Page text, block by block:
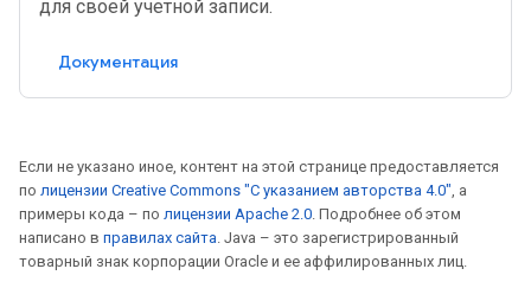
для своей учетной записи.
Документация
Если не указано иное, контент на этой странице предоставляется
по лицензии Creative Commons "С указанием авторства 4.0", а
примеры кода – по лицензии Apache 2.0. Подробнее об этом
написано в правилах сайта. Java – это зарегистрированный
товарный знак корпорации Oracle и ее аффилированных лиц.